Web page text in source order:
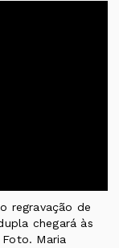
regravação de
chegará às
Maria